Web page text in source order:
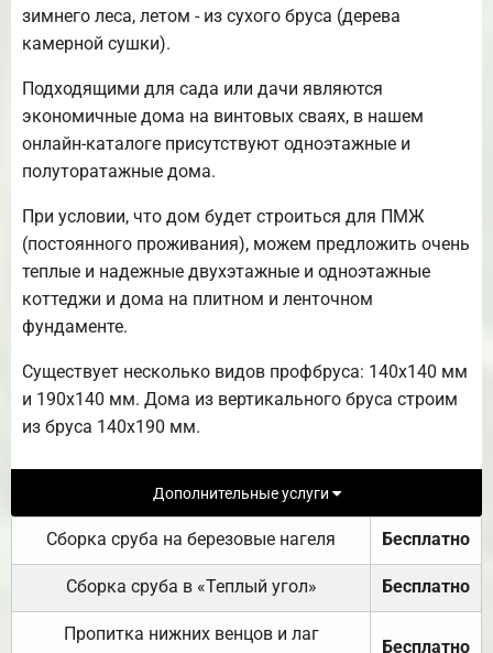
зимнего леса, летом - из сухого бруса (дерева
камерной сушки).
Подходящими для сада или дачи являются
экономичные дома на винтовых сваях, в нашем
онлайн-каталоге присутствуют одноэтажные и
полуторатажные дома.
При условии, что дом будет строиться для ПМЖ
(постоянного проживания), можем предложить очень
теплые и надежные двухэтажные и одноэтажные
коттеджи и дома на плитном и ленточном
фундаменте.
Существует несколько видов профбруса: 140х140 мм
и 190х140 мм. Дома из вертикального бруса строим
из бруса 140х190 мм.
Дополнительные услуги
Сборка сруба на березовые нагеля Бесплатно
Сборка сруба в «Теплый угол» Бесплатно
Пропитка нижних венцов и лаг
Бесплатно